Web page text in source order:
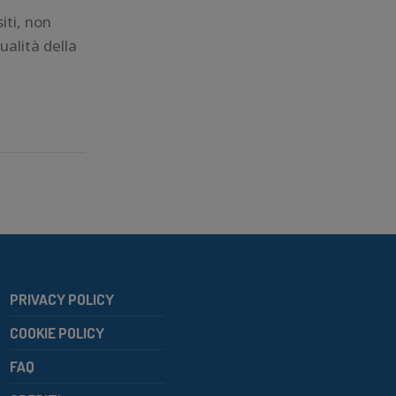
non
della
PRIVACY POLICY
COOKIE POLICY
FAQ